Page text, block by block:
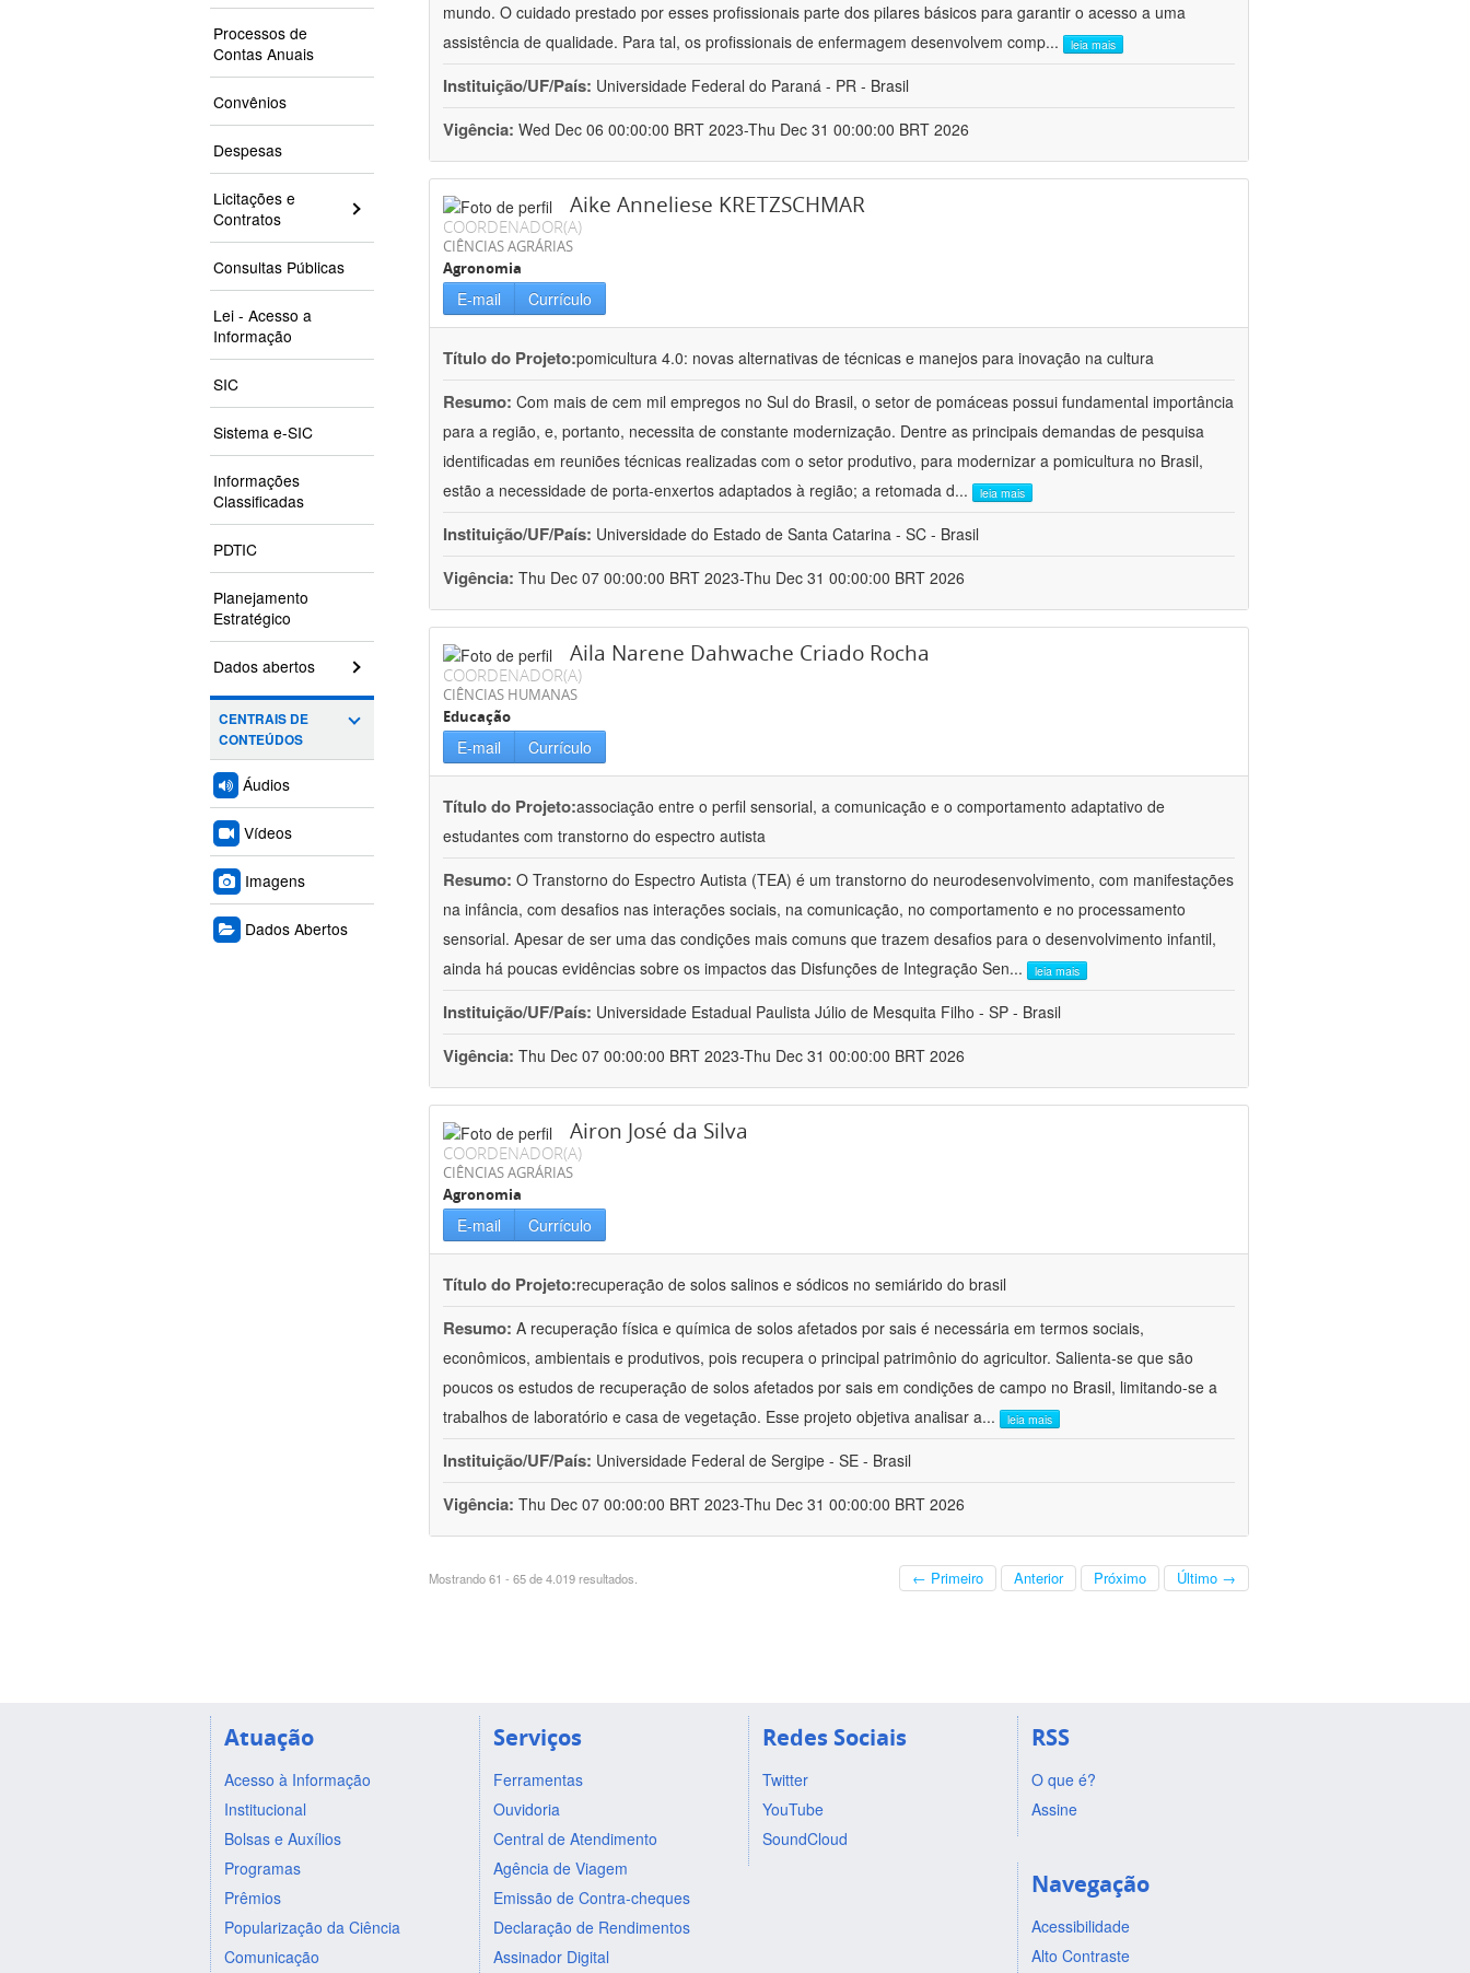
Processos de
Contas Anuais
Convênios
Despesas
Licitações e
Contratos
Consultas Públicas
Lei - Acesso a
Informação
SIC
Sistema e-SIC
Informações
Classificadas
PDTIC
Planejamento
Estratégico
Dados abertos
CENTRAIS DE
CONTEÚDOS
Áudios
Vídeos
Imagens
Dados Abertos
mundo. O cuidado prestado por esses profissionais parte dos pilares básicos para garantir o acesso a uma
assistência de qualidade. Para tal, os profissionais de enfermagem desenvolvem comp... leia mais
Instituição/UF/País: Universidade Federal do Paraná - PR - Brasil
Vigência: Wed Dec 06 00:00:00 BRT 2023-Thu Dec 31 00:00:00 BRT 2026
Aike Anneliese KRETZSCHMAR
COORDENADOR(A)
CIÊNCIAS AGRÁRIAS
Agronomia
E-mail Currículo
Título do Projeto:pomicultura 4.0: novas alternativas de técnicas e manejos para inovação na cultura
Resumo: Com mais de cem mil empregos no Sul do Brasil, o setor de pomáceas possui fundamental importância
para a região, e, portanto, necessita de constante modernização. Dentre as principais demandas de pesquisa
identificadas em reuniões técnicas realizadas com o setor produtivo, para modernizar a pomicultura no Brasil,
estão a necessidade de porta-enxertos adaptados à região; a retomada d... leia mais
Instituição/UF/País: Universidade do Estado de Santa Catarina - SC - Brasil
Vigência: Thu Dec 07 00:00:00 BRT 2023-Thu Dec 31 00:00:00 BRT 2026
Aila Narene Dahwache Criado Rocha
COORDENADOR(A)
CIÊNCIAS HUMANAS
Educação
E-mail Currículo
Título do Projeto:associação entre o perfil sensorial, a comunicação e o comportamento adaptativo de
estudantes com transtorno do espectro autista
Resumo: O Transtorno do Espectro Autista (TEA) é um transtorno do neurodesenvolvimento, com manifestações
na infância, com desafios nas interações sociais, na comunicação, no comportamento e no processamento
sensorial. Apesar de ser uma das condições mais comuns que trazem desafios para o desenvolvimento infantil,
ainda há poucas evidências sobre os impactos das Disfunções de Integração Sen... leia mais
Instituição/UF/País: Universidade Estadual Paulista Júlio de Mesquita Filho - SP - Brasil
Vigência: Thu Dec 07 00:00:00 BRT 2023-Thu Dec 31 00:00:00 BRT 2026
Airon José da Silva
COORDENADOR(A)
CIÊNCIAS AGRÁRIAS
Agronomia
E-mail Currículo
Título do Projeto:recuperação de solos salinos e sódicos no semiárido do brasil
Resumo: A recuperação física e química de solos afetados por sais é necessária em termos sociais,
econômicos, ambientais e produtivos, pois recupera o principal patrimônio do agricultor. Salienta-se que são
poucos os estudos de recuperação de solos afetados por sais em condições de campo no Brasil, limitando-se a
trabalhos de laboratório e casa de vegetação. Esse projeto objetiva analisar a... leia mais
Instituição/UF/País: Universidade Federal de Sergipe - SE - Brasil
Vigência: Thu Dec 07 00:00:00 BRT 2023-Thu Dec 31 00:00:00 BRT 2026
Mostrando 61 - 65 de 4.019 resultados. ← Primeiro Anterior Próximo Último →
Atuação
Acesso à Informação
Institucional
Bolsas e Auxílios
Programas
Prêmios
Popularização da Ciência
Comunicação
Serviços
Ferramentas
Ouvidoria
Central de Atendimento
Agência de Viagem
Emissão de Contra-cheques
Declaração de Rendimentos
Assinador Digital
Redes Sociais
Twitter
YouTube
SoundCloud
RSS
O que é?
Assine
Navegação
Acessibilidade
Alto Contraste